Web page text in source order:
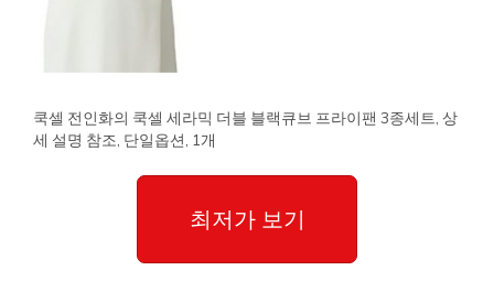
쿡셀 전인화의 쿡셀 세라믹 더블 블랙큐브 프라이팬 3종세트, 상
세 설명 참조, 단일옵션, 1개
최저가 보기